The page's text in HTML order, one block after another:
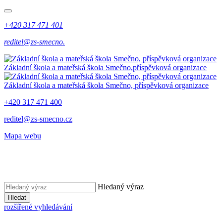
+420 317 471 401
reditel@zs-smecno.
Základní škola a mateřská škola Smečno,příspěvková organizace
Základní škola a mateřská škola Smečno, příspěvková organizace
+420 317 471 400
reditel@zs-smecno.cz
Mapa webu
Hledaný výraz
Hledat
rozšířené vyhledávání